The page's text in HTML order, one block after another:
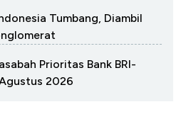
Tumbang, Diambil
Prioritas Bank BRI-
2026